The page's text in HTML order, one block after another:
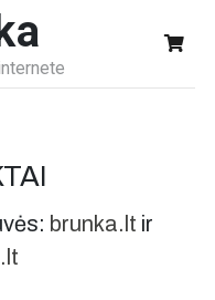
brunka.lt ir